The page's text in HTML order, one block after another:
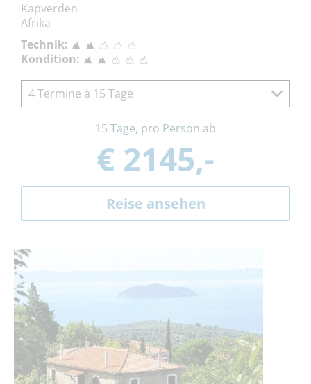
Kapverden
Afrika
Technik:
Kondition:
4 Termine à 15 Tage
15 Tage, pro Person ab
€ 2145,-
Reise ansehen